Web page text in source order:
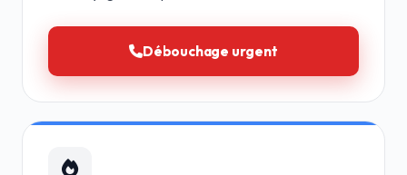
Débouchage urgent